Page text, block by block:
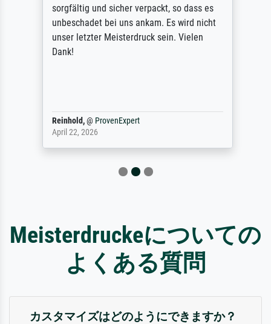
sorgfältig und sicher verpackt, so dass es
unbeschadet bei uns ankam. Es wird nicht
unser letzter Meisterdruck sein. Vielen
Dank!
Reinhold,@ ProvenExpert
April 22, 2026
Meisterdruckeについての
よくある質問
カスタマイズはどのようにできますか？